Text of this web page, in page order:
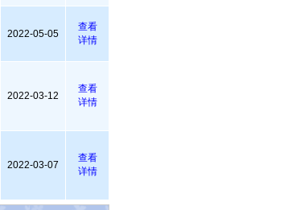
2022-05-05
查看
详情
2022-03-12
查看
详情
2022-03-07
查看
详情